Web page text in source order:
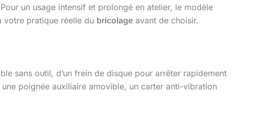
un usage intensif et prolongé en atelier, le modèle
votre pratique réelle du bricolage avant de choisir.
sans outil, d’un frein de disque pour arrêter rapidement
poignée auxiliaire amovible, un carter anti-vibration